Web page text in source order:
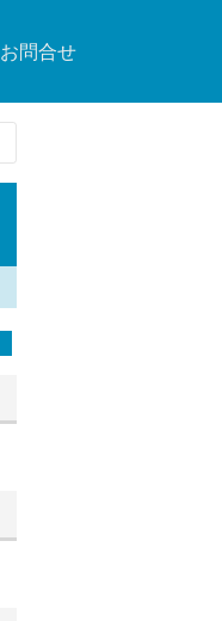
お問合せ